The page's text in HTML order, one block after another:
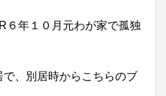
６年１０月元わが家で孤独
で、別居時からこちらのブ